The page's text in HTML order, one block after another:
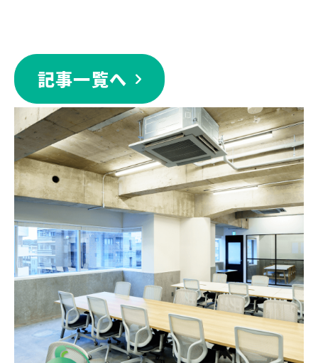
記事一覧へ